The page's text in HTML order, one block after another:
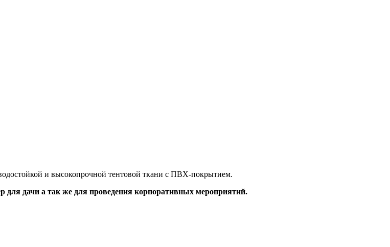
и высокопрочной тентовой ткани с ПВХ-покрытием.
для дачи а так же для проведения корпоративных мероприятий.